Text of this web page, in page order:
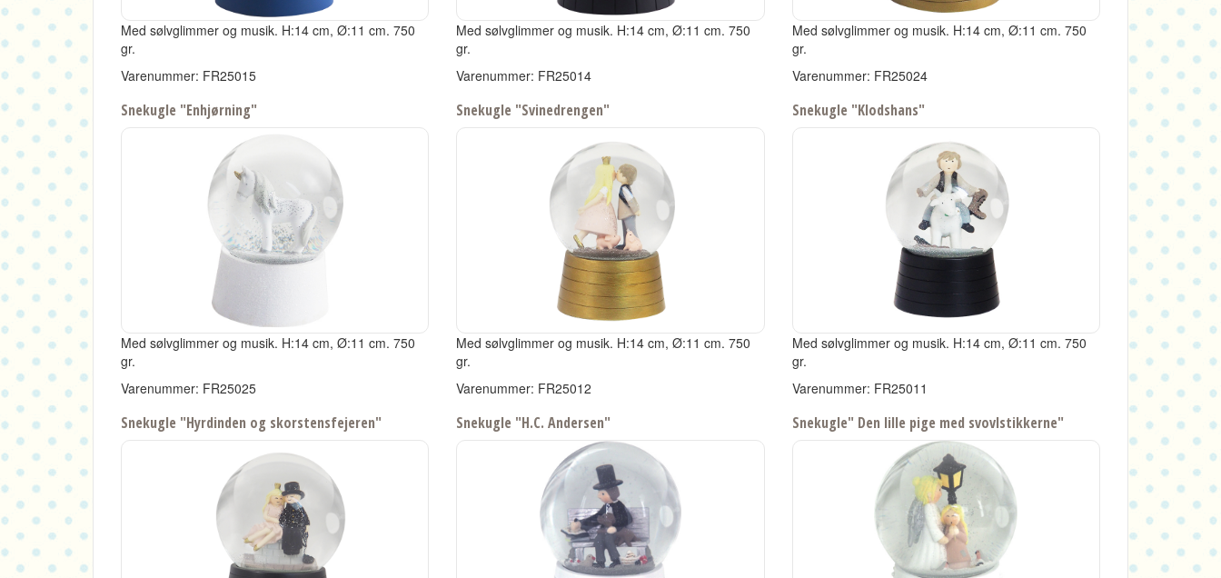
Med sølvglimmer og musik. H:14 cm, Ø:11 cm. 750
gr.
Varenummer: FR25015
Med sølvglimmer og musik. H:14 cm, Ø:11 cm. 750
gr.
Varenummer: FR25014
Med sølvglimmer og musik. H:14 cm, Ø:11 cm. 750
gr.
Varenummer: FR25024
Snekugle "Enhjørning"
Med sølvglimmer og musik. H:14 cm, Ø:11 cm. 750
gr.
Varenummer: FR25025
Snekugle "Svinedrengen"
Med sølvglimmer og musik. H:14 cm, Ø:11 cm.750
gr.
Varenummer: FR25012
Snekugle "Klodshans"
Med sølvglimmer og musik. H:14 cm, Ø:11 cm. 750
gr.
Varenummer: FR25011
Snekugle "Hyrdinden og skorstensfejeren" Snekugle "H.C. Andersen" Snekugle" Den lille pige med svovlstikkerne"